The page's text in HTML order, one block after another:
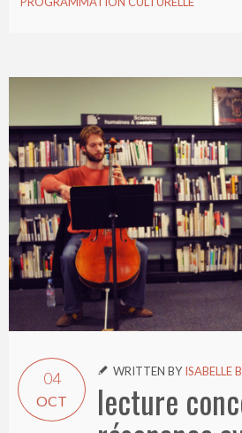
04
OCT
 WRITTEN BYISABELLE
lecture